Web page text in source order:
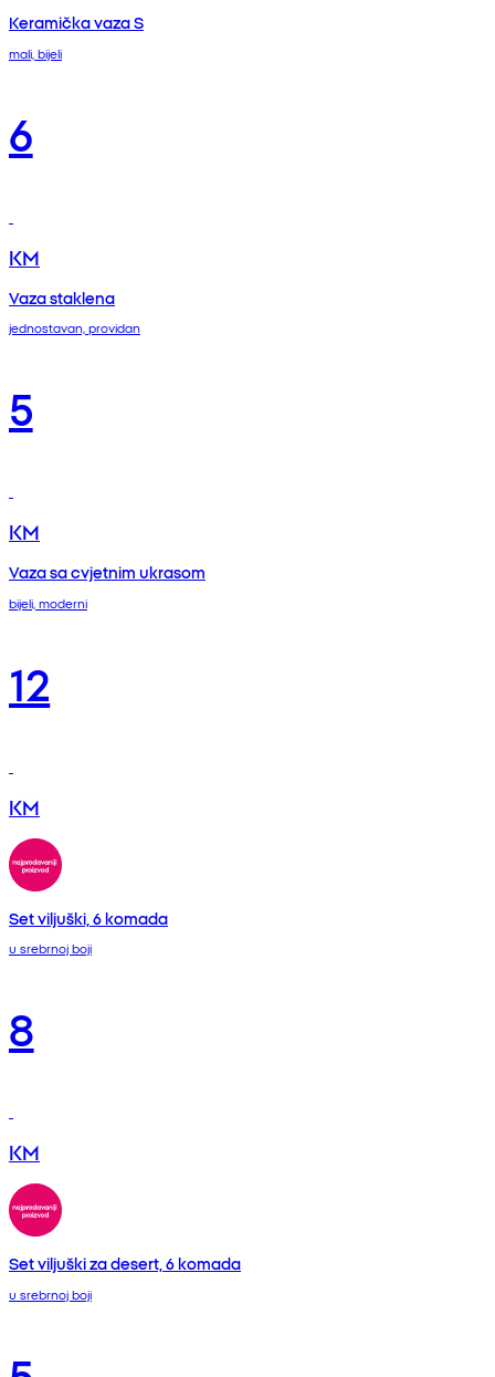
Keramička vaza S
mali, bijeli
6
KM
Vaza staklena
jednostavan, providan
5
KM
Vaza sa cvjetnim ukrasom
bijeli, moderni
12
KM
Set viljuški, 6 komada
u srebrnoj boji
8
KM
Set viljuški za desert, 6 komada
u srebrnoj boji